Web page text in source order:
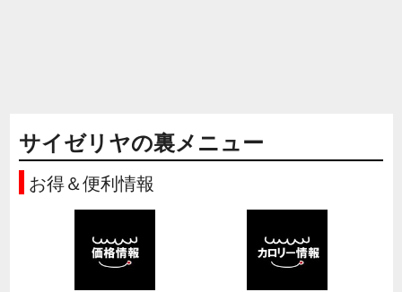
サイゼリヤの裏メニュー
お得＆便利情報